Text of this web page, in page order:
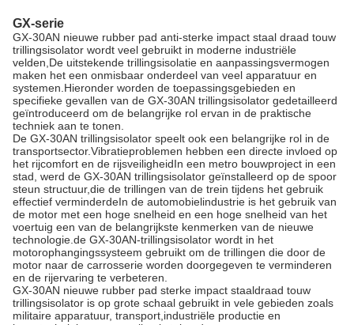
GX-serie
GX-30AN nieuwe rubber pad anti-sterke impact staal draad touw
trillingsisolator wordt veel gebruikt in moderne industriële
velden,De uitstekende trillingsisolatie en aanpassingsvermogen
maken het een onmisbaar onderdeel van veel apparatuur en
systemen.Hieronder worden de toepassingsgebieden en
specifieke gevallen van de GX-30AN trillingsisolator gedetailleerd
geïntroduceerd om de belangrijke rol ervan in de praktische
techniek aan te tonen.
De GX-30AN trillingsisolator speelt ook een belangrijke rol in de
transportsector.Vibratieproblemen hebben een directe invloed op
het rijcomfort en de rijsveiligheidIn een metro bouwproject in een
stad, werd de GX-30AN trillingsisolator geïnstalleerd op de spoor
steun structuur,die de trillingen van de trein tijdens het gebruik
effectief verminderdeIn de automobielindustrie is het gebruik van
de motor met een hoge snelheid en een hoge snelheid van het
voertuig een van de belangrijkste kenmerken van de nieuwe
technologie.de GX-30AN-trillingsisolator wordt in het
motorophangingssysteem gebruikt om de trillingen die door de
motor naar de carrosserie worden doorgegeven te verminderen
en de rijervaring te verbeteren.
GX-30AN nieuwe rubber pad sterke impact staaldraad touw
trillingsisolator is op grote schaal gebruikt in vele gebieden zoals
militaire apparatuur, transport,industriële productie en